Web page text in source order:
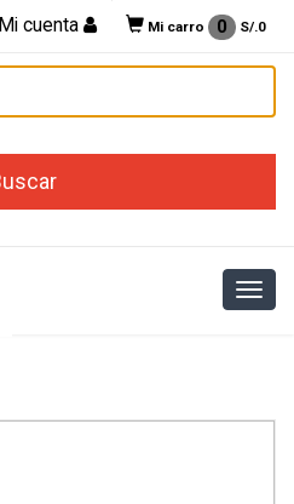
Mi cuenta Mi carro 0 S/.0